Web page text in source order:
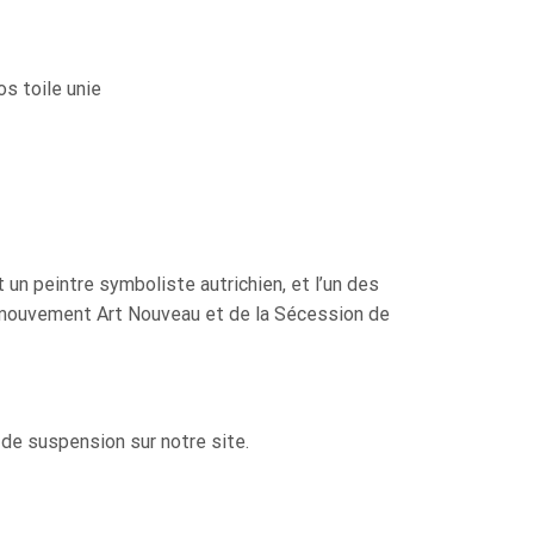
toile unie
un peintre symboliste autrichien, et l’un des
Art Nouveau et de la Sécession de
suspension sur notre site.